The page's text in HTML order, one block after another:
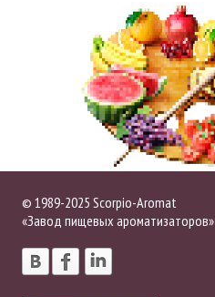
© 1989-2025 Scorpio-Aromat
«Завод пищевых ароматизаторов»